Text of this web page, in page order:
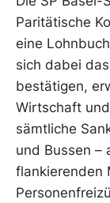
Paritätische
eine
sich dabei
bestätigen,
Wirtschaft
sämtliche
und Bussen –
flankierenden